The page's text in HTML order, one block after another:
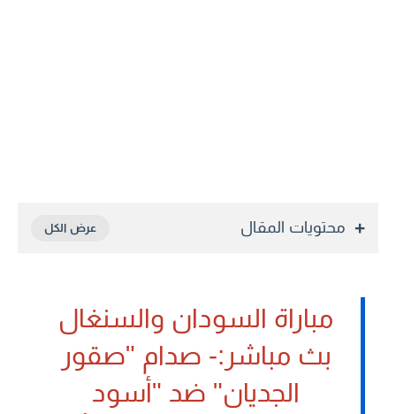
محتويات المقال
مباراة السودان والسنغال
بث مباشر:- صدام "صقور
الجديان" ضد "أسود